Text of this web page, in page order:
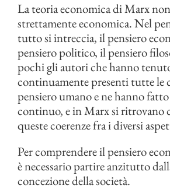
La teoria economica di Marx
strettamente economica. Nel
tutto si intreccia, il pensiero
pensiero politico, il pensiero
pochi gli autori che hanno
continuamente presenti tutte le
pensiero umano e ne hanno
continuo, e in Marx si ritrovano
queste coerenze fra i diversi
Per comprendere il pensiero
è necessario partire anzitutto
concezione della società.